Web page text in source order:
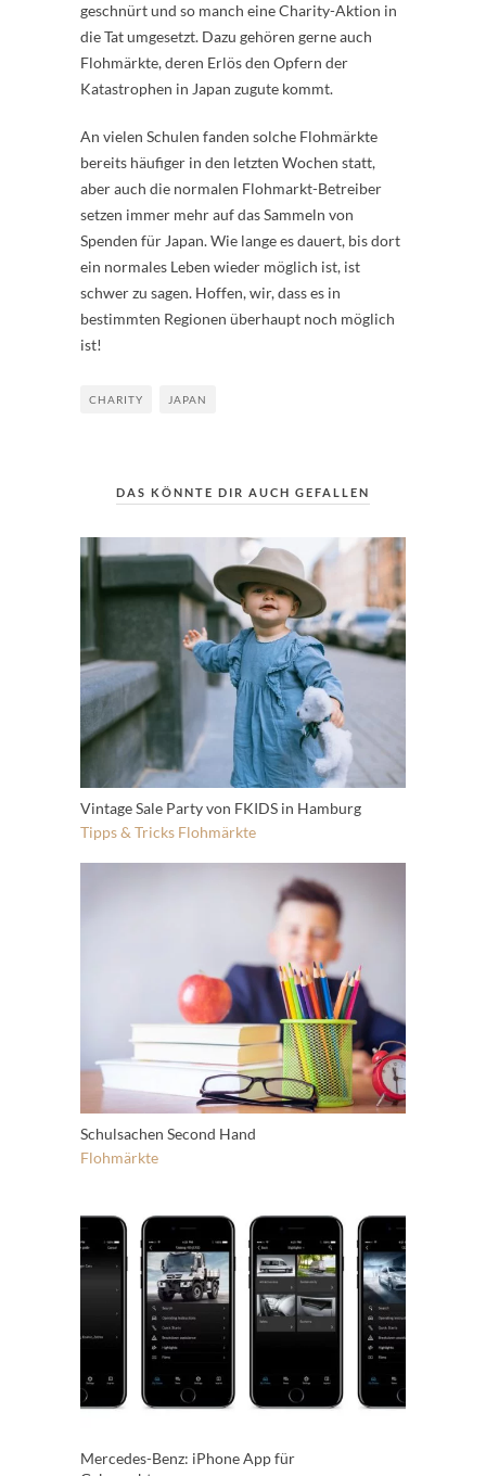
geschnürt und so manch eine Charity-Aktion in
die Tat umgesetzt. Dazu gehören gerne auch
Flohmärkte, deren Erlös den Opfern der
Katastrophen in Japan zugute kommt.
An vielen Schulen fanden solche Flohmärkte
bereits häufiger in den letzten Wochen statt,
aber auch die normalen Flohmarkt-Betreiber
setzen immer mehr auf das Sammeln von
Spenden für Japan. Wie lange es dauert, bis dort
ein normales Leben wieder möglich ist, ist
schwer zu sagen. Hoffen, wir, dass es in
bestimmten Regionen überhaupt noch möglich
ist!
CHARITY JAPAN
DAS KÖNNTE DIR AUCH GEFALLEN
Vintage Sale Party von FKIDS in Hamburg
Tipps & Tricks Flohmärkte
Schulsachen Second Hand
Flohmärkte
Mercedes-Benz: iPhone App für